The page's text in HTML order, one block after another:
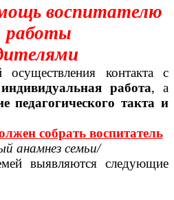
воспитателю
работы
контакта с
индивидуальная работа, а
педагогического такта и
собрать воспитатель
анамнез семьи/
выявляются следующие